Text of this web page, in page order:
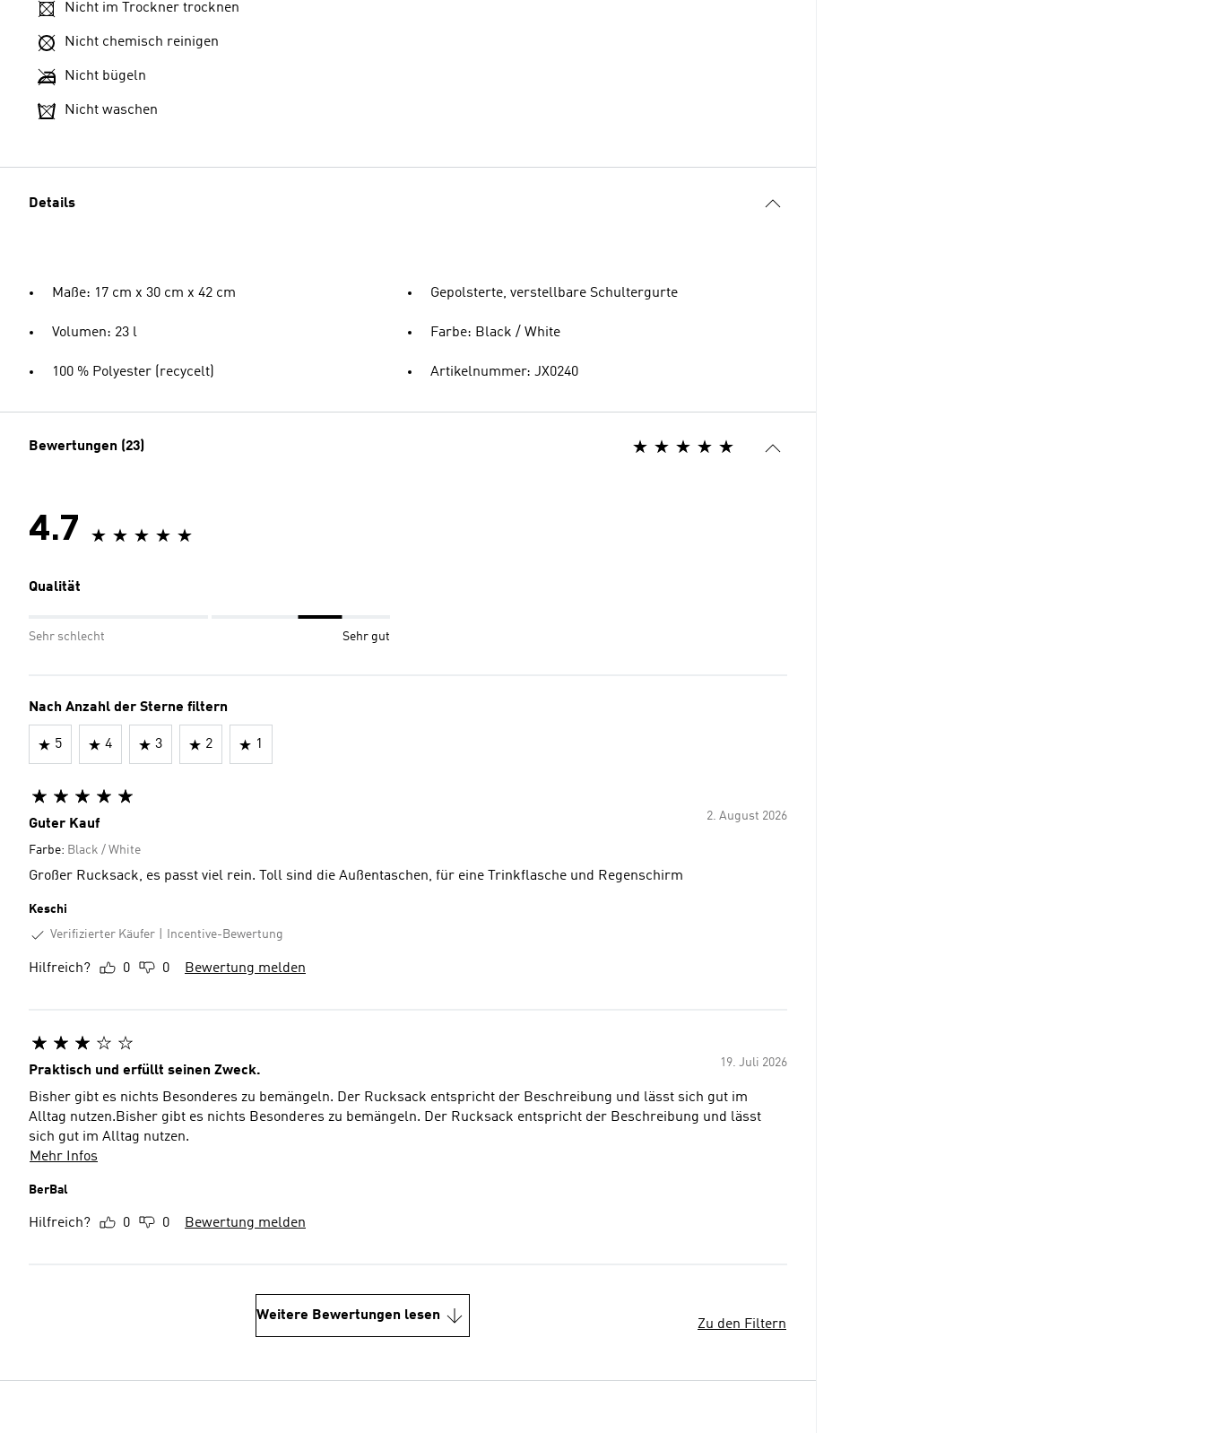
Nicht im Trockner trocknen
Nicht chemisch reinigen
Nicht bügeln
Nicht waschen
Details
Maße: 17 cm x 30 cm x 42 cm
Volumen: 23 l
100 % Polyester (recycelt)
Gepolsterte, verstellbare Schultergurte
Farbe: Black / White
Artikelnummer: JX0240
Bewertungen (23)
4.7
Qualität
Sehr schlecht Sehr gut
Nach Anzahl der Sterne filtern
5 4 3 2 1
2. August 2026
Guter Kauf
Farbe: Black / White
Großer Rucksack, es passt viel rein. Toll sind die Außentaschen, für eine Trinkflasche und Regenschirm
Keschi
Verifizierter Käufer
Incentive-Bewertung
Hilfreich? 0 0 Bewertung melden
19. Juli 2026
Praktisch und erfüllt seinen Zweck.
Bisher gibt es nichts Besonderes zu bemängeln. Der Rucksack entspricht der Beschreibung und lässt sich gut im
Alltag nutzen.Bisher gibt es nichts Besonderes zu bemängeln. Der Rucksack entspricht der Beschreibung und lässt
sich gut im Alltag nutzen.
Mehr Infos
BerBal
Hilfreich? 0 0 Bewertung melden
Weitere Bewertungen lesen
Zu den Filtern